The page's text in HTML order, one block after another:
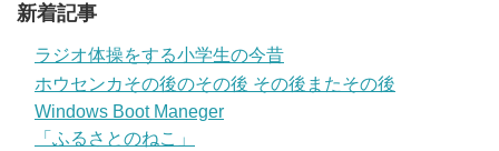
新着記事
ラジオ体操をする小学生の今昔
ホウセンカその後のその後 その後またその後
Windows Boot Maneger
「ふるさとのねこ」